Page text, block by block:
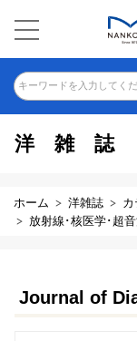
キーワードを入力してく
洋雑誌
ホーム 洋雑誌
放射線･核医学･超
Journal of